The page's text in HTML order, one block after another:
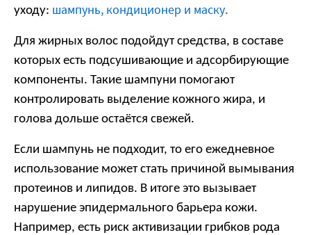
уходу: шампунь, кондиционер и маску.
Для жирных волос подойдут средства, в составе
которых есть подсушивающие и адсорбирующие
компоненты. Такие шампуни помогают
контролировать выделение кожного жира, и
голова дольше остаётся свежей.
Если шампунь не подходит, то его ежедневное
использование может стать причиной вымывания
протеинов и липидов. В итоге это вызывает
нарушение эпидермального барьера кожи.
Например, есть риск активизации грибков рода